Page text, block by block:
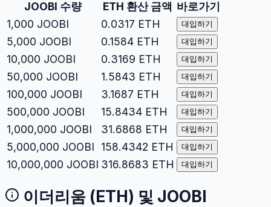
JOOBI 수량 ETH 환산 금액 바로가기
1,000 JOOBI 0.0317 ETH 대입하기
5,000 JOOBI 0.1584 ETH 대입하기
10,000 JOOBI 0.3169 ETH 대입하기
50,000 JOOBI 1.5843 ETH 대입하기
100,000 JOOBI 3.1687 ETH 대입하기
500,000 JOOBI 15.8434 ETH 대입하기
1,000,000 JOOBI 31.6868 ETH 대입하기
5,000,000 JOOBI 158.4342 ETH 대입하기
10,000,000 JOOBI 316.8683 ETH 대입하기
이더리움 ( ETH ) 및 JOOBI